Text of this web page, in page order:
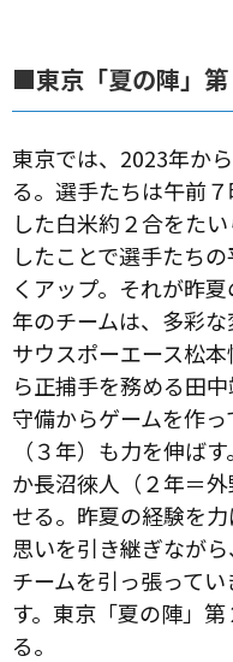
■東京「夏の陣」第
東京では、2023年か
る。選手たちは午前
した白米約２合をた
したことで選手たち
くアップ。それが昨
年のチームは、多彩
サウスポーエース松
ら正捕手を務める田
守備からゲームを作
（３年）も力を伸ば
か長沼徠人（２年＝
せる。昨夏の経験を
思いを引き継ぎなが
チームを引っ張って
す。東京「夏の陣」
る。